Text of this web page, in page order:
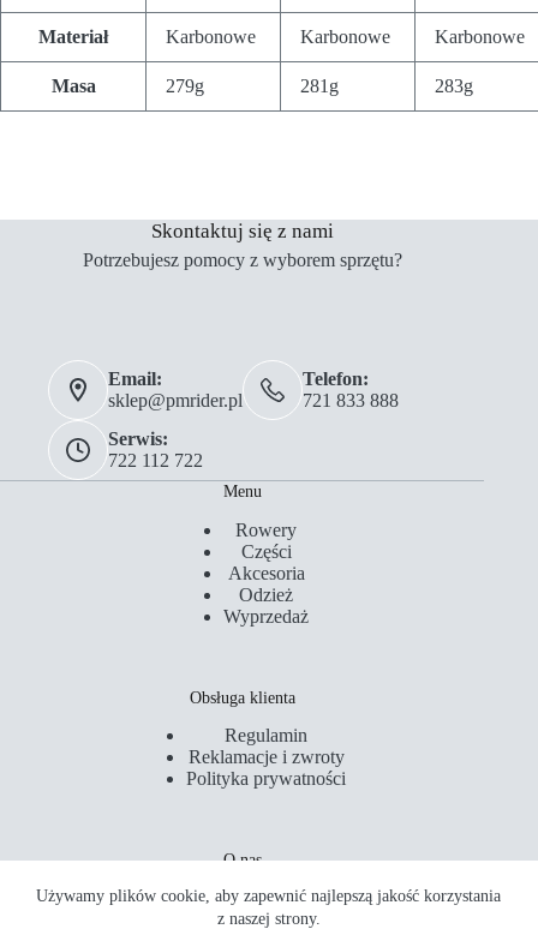
Używamy plików cookie, aby zapewnić najlepszą jakość korzystania
z naszej strony.
Materiał Karbonowe Karbonowe Karbonowe
Masa 279g 281g 283g
Skontaktuj się z nami
Potrzebujesz pomocy z wyborem sprzętu?
Email:
sklep@pmrider.pl
Telefon:
721 833 888
Serwis:
722 112 722
Menu
Rowery
Części
Akcesoria
Odzież
Wyprzedaż
Obsługa klienta
Regulamin
Reklamacje i zwroty
Polityka prywatności
O nas
Kontakt
Serwis